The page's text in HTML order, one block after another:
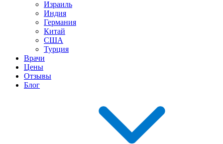
Израиль
Индия
Германия
Китай
США
Турция
Врачи
Цены
Отзывы
Блог